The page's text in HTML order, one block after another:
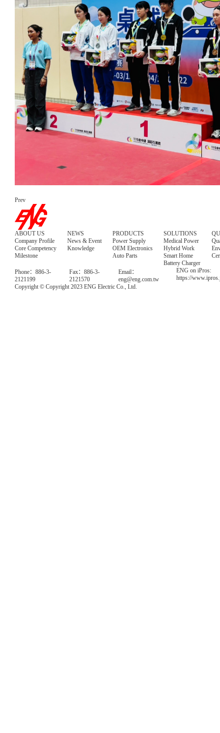
Prev
ABOUT US
Company Profile
Core Competency
Milestone
NEWS
News & Event
Knowledge
PRODUCTS
Power Supply
OEM Electronics
Auto Parts
SOLUTIONS
Medical Power
Hybrid Work
Smart Home
Battery Charger
Phone：886-3-
2121199
Fax：886-3-
2121570
Email：
eng@eng.com.tw
ENG on iPros:
https://
Copyright © Copyright 2023 ENG Electric Co., Ltd.